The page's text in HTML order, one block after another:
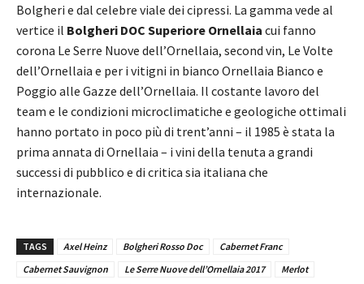
Bolgheri e dal celebre viale dei cipressi. La gamma vede al
vertice il Bolgheri DOC Superiore Ornellaia cui fanno
corona Le Serre Nuove dell’Ornellaia, second vin, Le Volte
dell’Ornellaia e per i vitigni in bianco Ornellaia Bianco e
Poggio alle Gazze dell’Ornellaia. Il costante lavoro del
team e le condizioni microclimatiche e geologiche ottimali
hanno portato in poco più di trent’anni – il 1985 è stata la
prima annata di Ornellaia – i vini della tenuta a grandi
successi di pubblico e di critica sia italiana che
internazionale.
TAGS Axel Heinz Bolgheri Rosso Doc
Cabernet Franc
Cabernet Sauvignon
Le Serre Nuove dell’Ornellaia 2017
Merlot